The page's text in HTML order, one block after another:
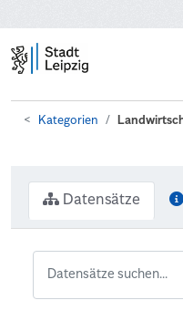
Kategorien
Datensätze